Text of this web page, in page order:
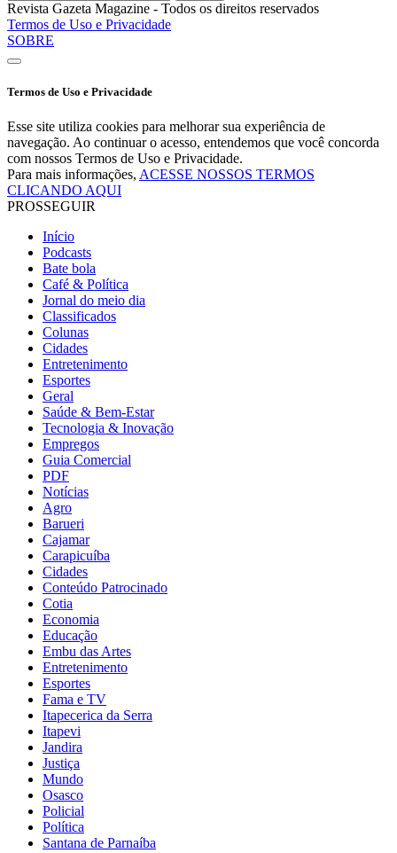
Revista Gazeta Magazine - Todos os direitos reservados
Termos de Uso e Privacidade
SOBRE
Termos de Uso e Privacidade
Esse site utiliza cookies para melhorar sua experiência de
navegação. Ao continuar o acesso, entendemos que você concorda
com nossos Termos de Uso e Privacidade.
Para mais informações, ACESSE NOSSOS TERMOS
CLICANDO AQUI
PROSSEGUIR
Início
Podcasts
Bate bola
Café & Política
Jornal do meio dia
Classificados
Colunas
Cidades
Entretenimento
Esportes
Geral
Saúde & Bem-Estar
Tecnologia & Inovação
Empregos
Guia Comercial
PDF
Notícias
Agro
Barueri
Cajamar
Carapicuíba
Cidades
Conteúdo Patrocinado
Cotia
Economia
Educação
Embu das Artes
Entretenimento
Esportes
Fama e TV
Itapecerica da Serra
Itapevi
Jandira
Justiça
Mundo
Osasco
Policial
Política
Santana de Parnaíba